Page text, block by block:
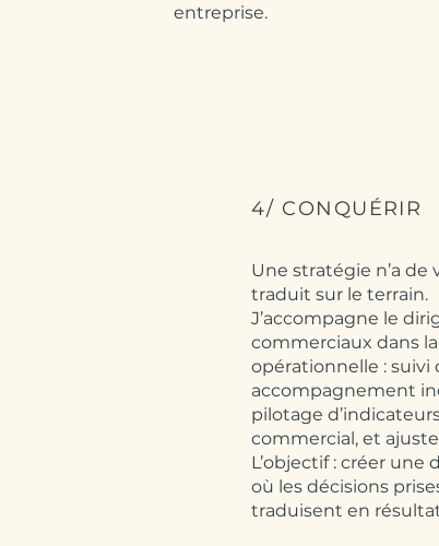
entreprise.
4/ CONQUÉRIR
Une stratégie n’a de
traduit sur le terrain.
J’accompagne le
commerciaux dans
opérationnelle : suivi
accompagnement
pilotage
commercial, et
L’objectif : créer
où les décisions
traduisent en